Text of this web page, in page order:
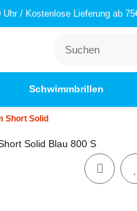
/ Kostenlose Lieferung ab
Schwimmbrillen
Short Solid